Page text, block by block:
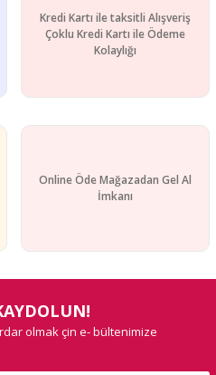
Kredi Kartı ile taksitli Alışveriş
Çoklu Kredi Kartı ile Ödeme
Kolaylığı
Online Öde Mağazadan Gel Al
İmkanı
olmak çin e- bültenimize